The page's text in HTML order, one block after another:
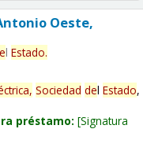
Oeste,
l Estado.
Sociedad del Estado,
préstamo: Signatura